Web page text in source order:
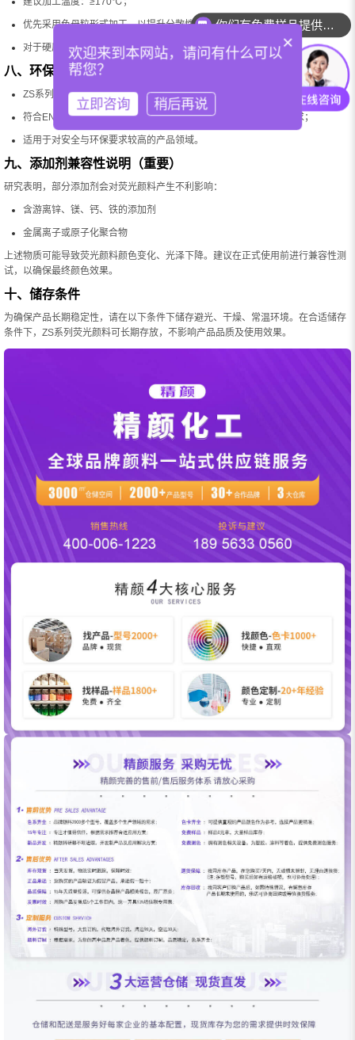
优先采用色母粒形式加工，以提升分散性与色彩稳定性；
对于硬质塑料注塑应用，建议加工温度180℃以上。
八、环保与法规符合性
ZS系列为无甲醛环保型荧光颜料；
符合EN71第三部分（玩具安全标准）中关于重金属含量的相关要求；
适用于对安全与环保要求较高的产品领域。
九、添加剂兼容性说明（重要）
研究表明，部分添加剂会对荧光颜料产生不利影响：
含游离锌、镁、钙、铁的添加剂
金属离子或原子化聚合物
上述物质可能导致荧光颜料颜色变化、光泽下降。建议在正式使用前进行兼容性测
试，以确保最终颜色效果。
十、储存条件
为确保产品长期稳定性，请在以下条件下储存避光、干燥、常温环境。在合适储存
条件下，ZS系列荧光颜料可长期存放，不影响产品品质及使用效果。
你们可以提供配色服务吗？
×
欢迎来到本网站，请问有什么可以
帮您？
立即咨询 稍后再说